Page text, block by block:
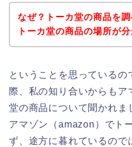
なぜ？トーカ堂の商品を調
トーカ堂の商品の場所が分
ということを思っているの
際、私の知り合いからも
堂の商品について聞かれま
アマゾン（amazon）でト
ず、途方に暮れているので